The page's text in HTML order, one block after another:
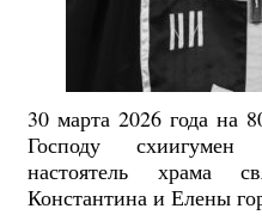
30 марта 2026 года на
Господу
настоятель храма
Константина и Елены